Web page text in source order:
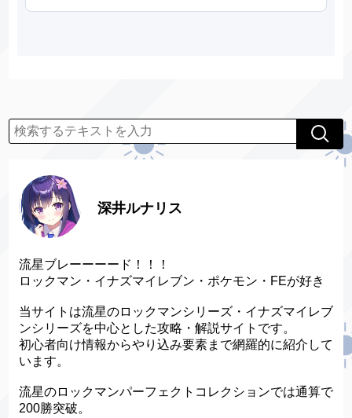
深井ルナリス
流星ブレーーーード！！！
ロックマン・イナズマイレブン・ポケモン・FEが好き
当サイトは流星のロックマンシリーズ・イナズマイレブ
ンシリーズを中心とした攻略・解説サイトです。
初心者向け情報からやり込み要素まで網羅的に紹介して
います。
流星のロックマンパーフェクトコレクションでは通算で
200勝突破。